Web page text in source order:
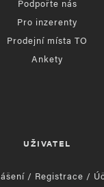
Podpořte nás
Pro inzerenty
Prodejní místa TO
Ankety
UŽIVATEL
/ Registrace /